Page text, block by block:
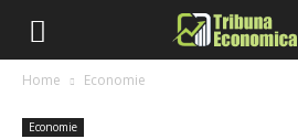
Home Economie
Economie